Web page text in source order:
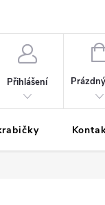
Přihlášení